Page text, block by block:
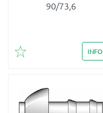
90/73,6
Lägg till i favoriter
INFO